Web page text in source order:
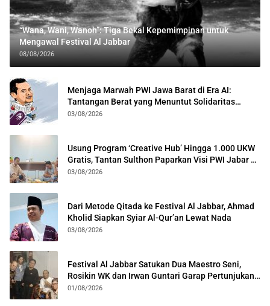
“Wana, Wani, Wanoh”: Tiga Bekal Kepemimpinan untuk
Mengawal Festival Al Jabbar
08/08/2026
Menjaga Marwah PWI Jawa Barat di Era AI:
Tantangan Berat yang Menuntut Solidaritas
Lintas Generasi
03/08/2026
Usung Program ‘Creative Hub’ Hingga 1.000 UKW
Gratis, Tantan Sulthon Paparkan Visi PWI Jabar di
Kota Bogor
03/08/2026
Dari Metode Qitada ke Festival Al Jabbar, Ahmad
Kholid Siapkan Syiar Al-Qur’an Lewat Nada
03/08/2026
Festival Al Jabbar Satukan Dua Maestro Seni,
Rosikin WK dan Irwan Guntari Garap Pertunjukan
Kolosal
01/08/2026